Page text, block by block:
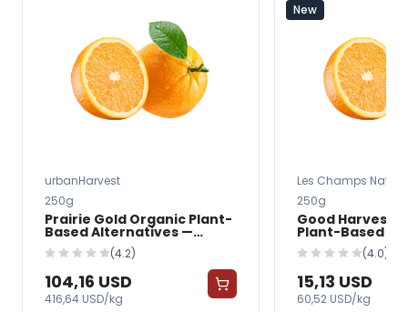
urbanHarvest
250g
Prairie Gold Organic Plant-
Based Alternatives —
FreshGrocer
(4.2)
104,16 USD
416,64 USD/kg
New
Les Champs
250g
Good Harvest
Plant-Based
FreshGrocer
(4.0)
15,13 USD
60,52 USD/kg